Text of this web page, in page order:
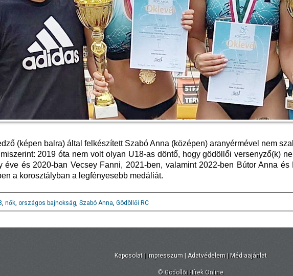
(képen balra) által felkészített Szabó Anna (középen) aranyérmével nem
2019 óta nem volt olyan U18-as döntő, hogy gödöllői versenyző(k)
éve és 2020-ban Vecsey Fanni, 2021-ben, valamint 2022-ben Bútor Anna és
a korosztályban a legfényesebb medáliát.
, nők, országos bajnokság, Szabó Anna, Gödöllői RC
Kapcsolat | Impresszum | Adatvédelem | Médiaajánlat
© Gödöllői Hírek Online